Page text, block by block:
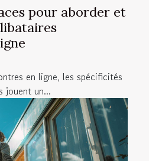
pour aborder et
en ligne, les spécificités
jouent un...